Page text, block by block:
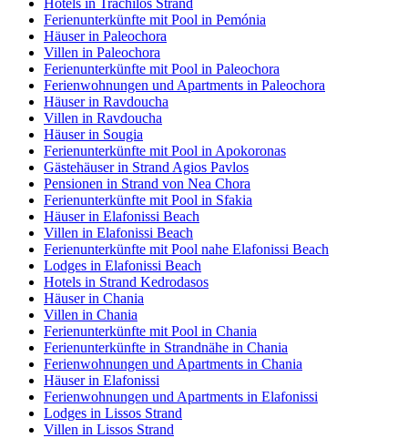
Ferienunterkünfte mit Pool in Pemónia
Häuser in Paleochora
Villen in Paleochora
Ferienunterkünfte mit Pool in Paleochora
Ferienwohnungen und Apartments in Paleochora
Häuser in Ravdoucha
Villen in Ravdoucha
Häuser in Sougia
Ferienunterkünfte mit Pool in Apokoronas
Gästehäuser in Strand Agios Pavlos
Pensionen in Strand von Nea Chora
Ferienunterkünfte mit Pool in Sfakia
Häuser in Elafonissi Beach
Villen in Elafonissi Beach
Ferienunterkünfte mit Pool nahe Elafonissi Beach
Lodges in Elafonissi Beach
Hotels in Strand Kedrodasos
Häuser in Chania
Villen in Chania
Ferienunterkünfte mit Pool in Chania
Ferienunterkünfte in Strandnähe in Chania
Ferienwohnungen und Apartments in Chania
Häuser in Elafonissi
Ferienwohnungen und Apartments in Elafonissi
Lodges in Lissos Strand
Villen in Lissos Strand